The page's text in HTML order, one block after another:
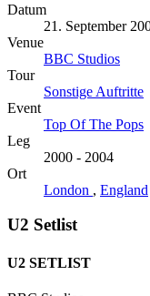
Datum
21. September
Venue
BBC Studios
Tour
Sonstige Auftritte
Event
Top Of The Pops
Leg
2000 - 2004
Ort
London , England
U2 Setlist
U2 SETLIST